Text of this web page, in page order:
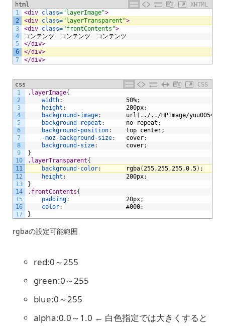
html
XHTML
1
2
3
4
5
6
7
<div class="layerImage">
<div class="layerTransparent">
<div class="frontContents">
コンテンツ　コンテンツ　コンテンツ
</div>
</div>
</div>
css
CSS
1
2
3
4
5
6
7
8
9
10
11
12
13
14
15
16
17
.layerImage{
width: 50%;
height : 200px;
background-image: url ( ../../HPImage/yuu0054-
background-repeat : no-repeat ;
background-position: top center;
-moz-background-size: cover;
background-size: cover;
}
.layerTransparent{
background-color: rgba(255,255,255,0.5) ;
height : 200px;
}
.frontContents{
padding: 20px;
color: #000;
}
rgbaの設定可能範囲
red:0～255
green:0～255
blue:0～255
alpha:0.0～1.0 ← 白色指定では大きくすると